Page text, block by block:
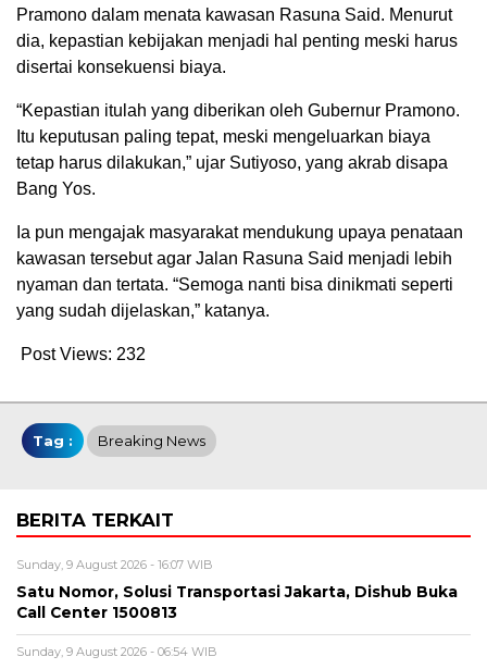
Pramono dalam menata kawasan Rasuna Said. Menurut
dia, kepastian kebijakan menjadi hal penting meski harus
disertai konsekuensi biaya.
“Kepastian itulah yang diberikan oleh Gubernur Pramono.
Itu keputusan paling tepat, meski mengeluarkan biaya
tetap harus dilakukan,” ujar Sutiyoso, yang akrab disapa
Bang Yos.
Ia pun mengajak masyarakat mendukung upaya penataan
kawasan tersebut agar Jalan Rasuna Said menjadi lebih
nyaman dan tertata. “Semoga nanti bisa dinikmati seperti
yang sudah dijelaskan,” katanya.
Post Views: 232
Tag : Breaking News
BERITA TERKAIT
Sunday, 9 August 2026 - 16:07 WIB
Satu Nomor, Solusi Transportasi Jakarta, Dishub Buka
Call Center 1500813
Sunday, 9 August 2026 - 06:54 WIB